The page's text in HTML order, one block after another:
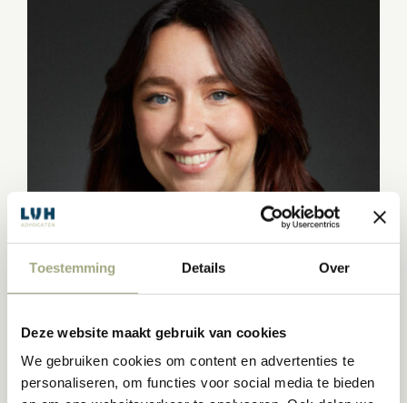
Toestemming Details Over
Deze website maakt gebruik van cookies
We gebruiken cookies om content en advertenties te
personaliseren, om functies voor social media te bieden
JAMIE JANSSEN